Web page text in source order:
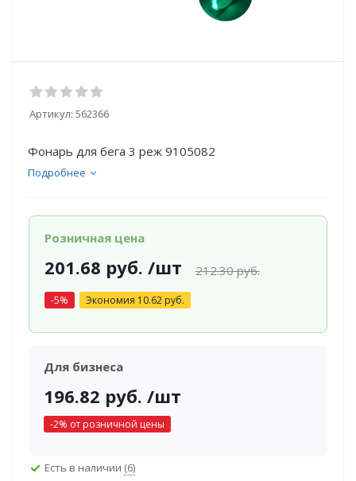
Артикул: 562366
Фонарь для бега 3 реж 9105082
Подробнее
Розничная цена
201.68 руб. /шт 212.30руб.
-5% Экономия 10.62руб.
Для бизнеса
196.82 руб. /шт
-2% от розничной цены
Есть в наличии (6)